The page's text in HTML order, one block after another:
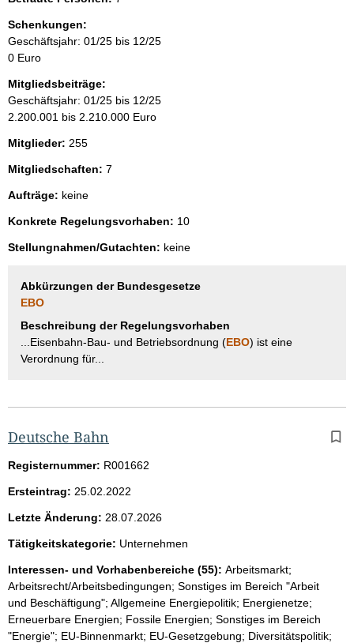
Schenkungen:
Geschäftsjahr: 01/25 bis 12/25
0 Euro
Mitgliedsbeiträge:
Geschäftsjahr: 01/25 bis 12/25
2.200.001 bis 2.210.000 Euro
Mitglieder: 255
Mitgliedschaften: 7
Aufträge: keine
Konkrete Regelungsvorhaben: 10
Stellungnahmen/Gutachten: keine
Abkürzungen der Bundesgesetze
EBO
Beschreibung der Regelungsvorhaben
...Eisenbahn-Bau- und Betriebsordnung (EBO) ist eine
Verordnung für...
Deutsche Bahn
Registernummer: R001662
Ersteintrag: 25.02.2022
Letzte Änderung: 28.07.2026
Tätigkeitskategorie: Unternehmen
Interessen- und Vorhabenbereiche (55): Arbeitsmarkt;
Arbeitsrecht/Arbeitsbedingungen; Sonstiges im Bereich "Arbeit
und Beschäftigung"; Allgemeine Energiepolitik; Energienetze;
Erneuerbare Energien; Fossile Energien; Sonstiges im Bereich
"Energie"; EU-Binnenmarkt; EU-Gesetzgebung; Diversitätspolitik;